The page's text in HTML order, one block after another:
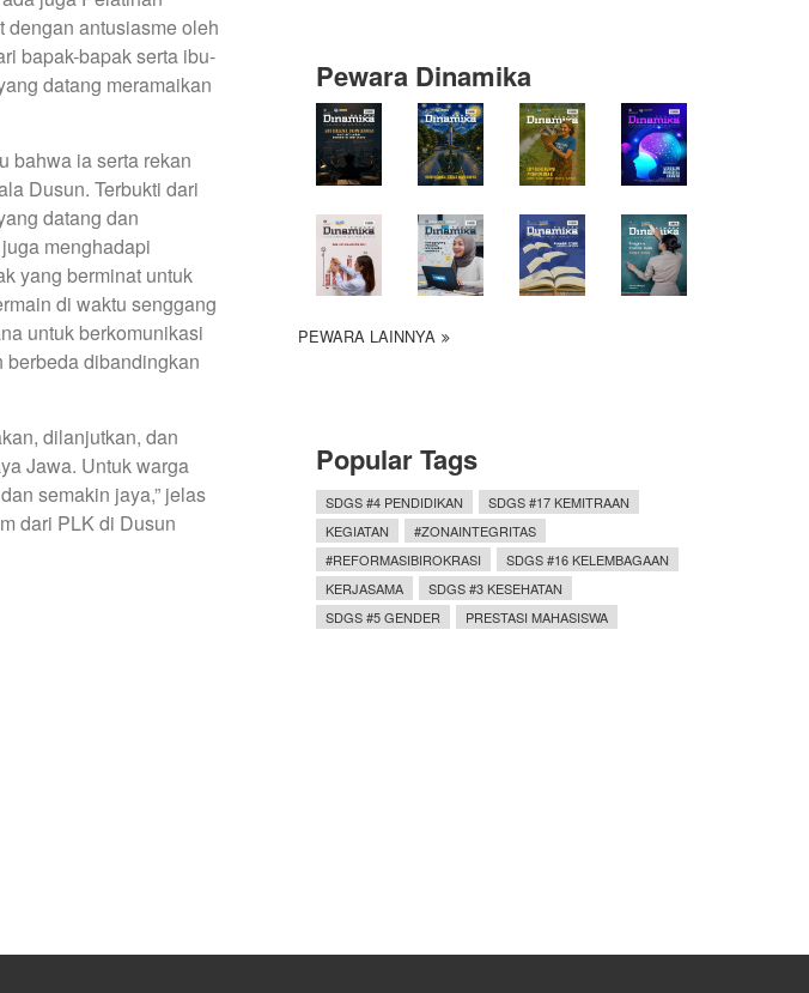
dengan antusiasme oleh
bapak-bapak serta ibu-
datang meramaikan
bahwa ia serta rekan
Dusun. Terbukti dari
datang dan
menghadapi
yang berminat untuk
di waktu senggang
untuk berkomunikasi
dibandingkan
dilanjutkan, dan
Jawa. Untuk warga
semakin jaya,” jelas
dari PLK di Dusun
Pewara Dinamika
PEWARA LAINNYA
Popular Tags
SDGS #4 PENDIDIKAN
SDGS #17 KEMITRAAN
KEGIATAN
#ZONAINTEGRITAS
#REFORMASIBIROKRASI
SDGS #16 KELEMBAGAAN
KERJASAMA
SDGS #3 KESEHATAN
SDGS #5 GENDER
PRESTASI MAHASISWA